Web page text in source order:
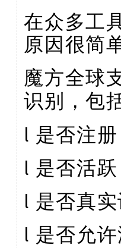
在众多工
原因很简
魔方全球
识别，包
l 是否注册
l 是否活跃
l 是否真
l 是否允